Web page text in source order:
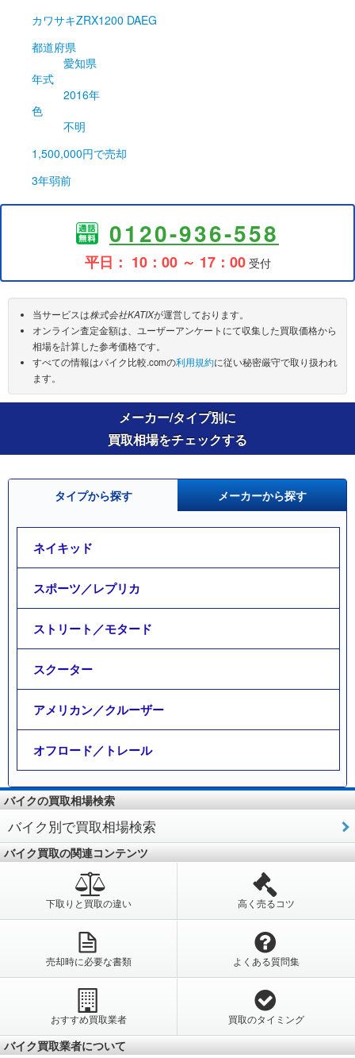
カワサキZRX1200 DAEG
都道府県
愛知県
年式
2016年
色
不明
1,500,000円で売却
3年弱前
0120-936-558
平日： 10：00 ～ 17：00受付
当サービスは株式会社KATIXが運営しております。
オンライン査定金額は、ユーザーアンケートにて収集した買取価格から
相場を計算した参考価格です。
すべての情報はバイク比較.comの利用規約に従い秘密厳守で取り扱われ
ます。
メーカー/タイプ別に
買取相場をチェックする
タイプから探す メーカーから探す
ネイキッド
スポーツ／レプリカ
ストリート／モタード
スクーター
アメリカン／クルーザー
オフロード／トレール
バイクの買取相場検索
バイク別で買取相場検索
バイク買取の関連コンテンツ
下取りと買取の違い 高く売るコツ
売却時に必要な書類 よくある質問集
おすすめ買取業者 買取のタイミング
バイク買取業者について